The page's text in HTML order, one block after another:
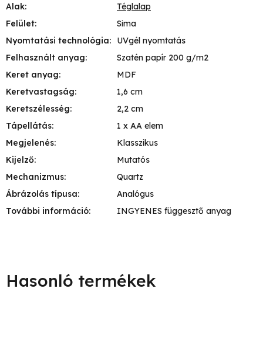
Alak:
Téglalap
Felület:
Sima
Nyomtatási technológia:
UVgél nyomtatás
Felhasznált anyag:
Szatén papír 200 g/m2
Keret anyag:
MDF
Keretvastagság:
1,6 cm
Keretszélesség:
2,2 cm
Tápellátás:
1 x AA elem
Megjelenés:
Klasszikus
Kijelző:
Mutatós
Mechanizmus:
Quartz
Ábrázolás típusa:
Analógus
További információ: INGYENES függesztő anyag